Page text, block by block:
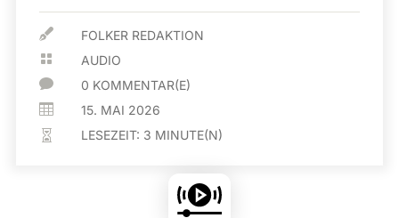
 FOLKER REDAKTION
 AUDIO
 0 KOMMENTAR(E)
 15. MAI 2026
 LESEZEIT: 3 MINUTE(N)